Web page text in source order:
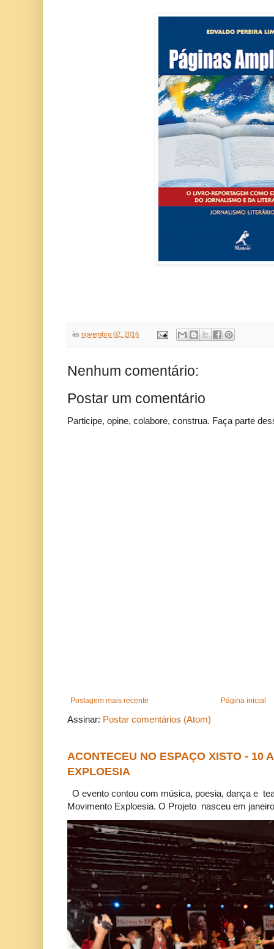
às novembro 02, 2016
Nenhum comentário:
Postar um comentário
Participe, opine, colabore, construa. Faça parte
Postagem mais recente Página inicial
Assinar: Postar comentários (Atom)
ACONTECEU NO ESPAÇO XISTO - 10
EXPLOESIA
O evento contou com música, poesia, dança e
Movimento Exploesia. O Projeto nasceu em